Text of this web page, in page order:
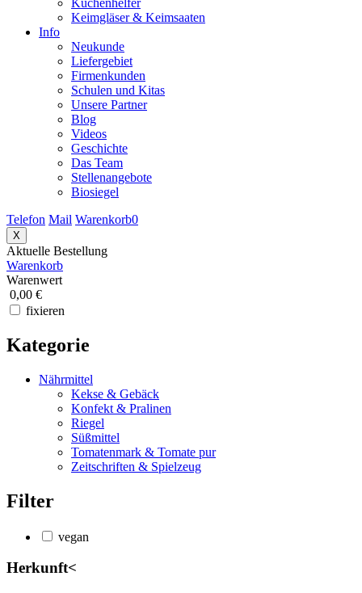
Küchenhelfer
Keimgläser & Keimsaaten
Info
Neukunde
Liefergebiet
Firmenkunden
Schulen und Kitas
Unsere Partner
Blog
Videos
Geschichte
Das Team
Stellenangebote
Biosiegel
Telefon Mail Warenkorb0
X
Aktuelle Bestellung
Warenkorb
Warenwert
0,00 €
fixieren
Kategorie
Nährmittel
Kekse & Gebäck
Konfekt & Pralinen
Riegel
Süßmittel
Tomatenmark & Tomate pur
Zeitschriften & Spielzeug
Filter
vegan
Herkunft<